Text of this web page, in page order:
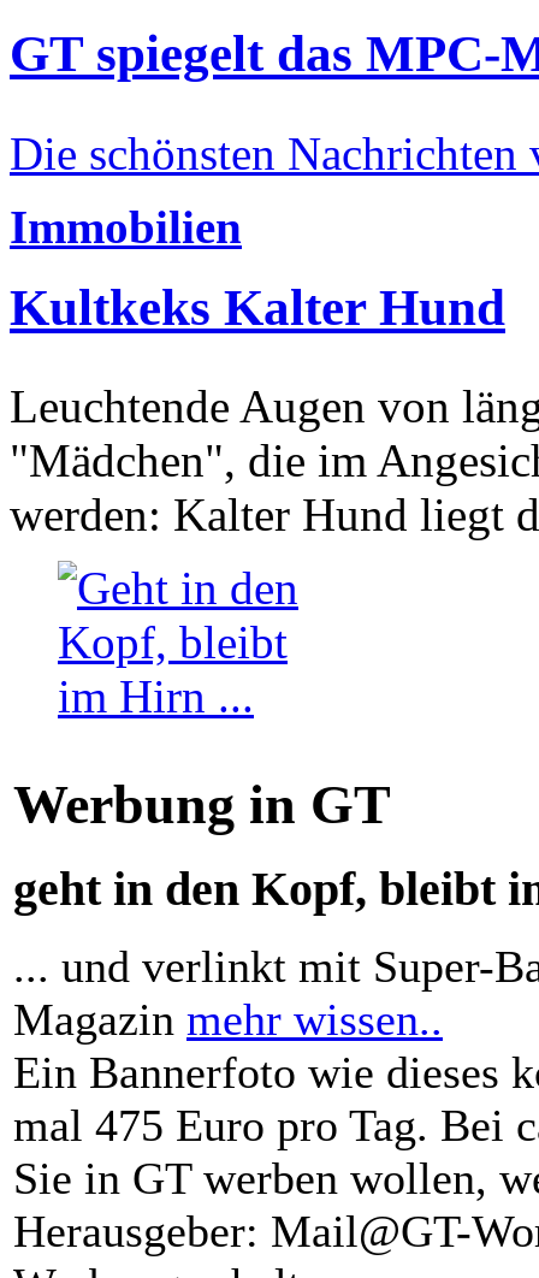
GT spiegelt das MPC-
Die schönsten Nachrichten
Immobilien
Kultkeks Kalter Hund
Leuchtende Augen von
"Mädchen", die im
werden: Kalter Hund liegt
Werbung in GT
geht in den Kopf, bleibt
... und verlinkt mit Super-
Magazin mehr wissen..
Ein Bannerfoto wie dieses
mal 475 Euro pro Tag. Bei
Sie in GT werben wollen,
Herausgeber: Mail@GT-